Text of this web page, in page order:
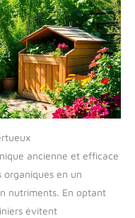
ancienne et efficace
en un
nutriments. En optant
évitent